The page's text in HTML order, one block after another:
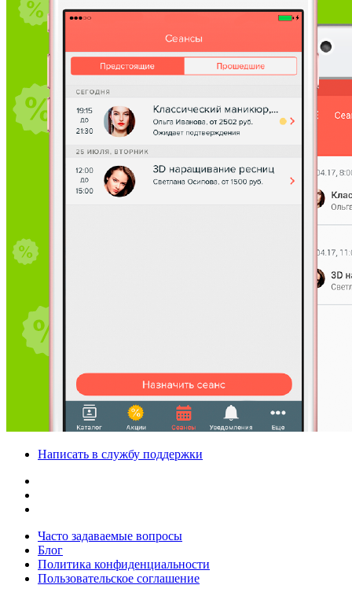
Написать в службу поддержки
Часто задаваемые вопросы
Блог
Политика конфиденциальности
Пользовательское соглашение